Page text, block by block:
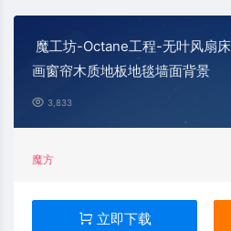
魔工坊-Octane工程-无叶风扇
画窗帘木质地板地毯墙面背景
3,833
魔方
立即下载